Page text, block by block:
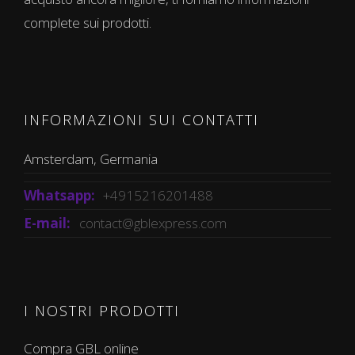
complete sui prodotti.
INFORMAZIONI SUI CONTATTI
Amsterdam, Germania
Whatsapp: +4915216201488
E-mail: contact@gblexpress.com
I NOSTRI PRODOTTI
Compra GBL online